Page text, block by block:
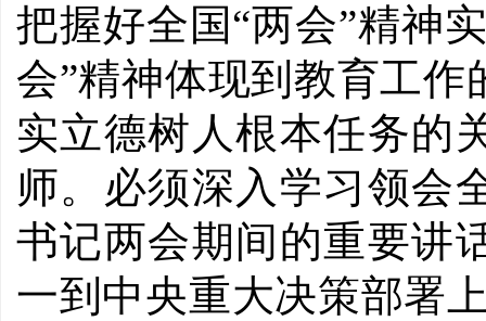
把握好全国“两会”精神
会”精神体现到教育工
实立德树人根本任务的
师。必须深入学习领会
书记两会期间的重要讲
一到中央重大决策部署